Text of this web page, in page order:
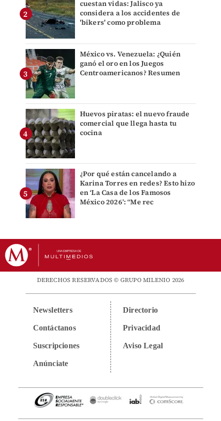
cuestan vidas: Jalisco ya
considera a los accidentes de
'bikers' como problema
México vs. Venezuela: ¿Quién
ganó el oro en los Juegos
Centroamericanos? Resumen
Huevos piratas: el nuevo fraude
comercial que llega hasta tu
cocina
¿Por qué están cancelando a
Karina Torres en redes? Esto hizo
en ‘La Casa de los Famosos
México 2026’: “Me rec
DERECHOS RESERVADOS © GRUPO MILENIO 2026
Newsletters
Contáctanos
Suscripciones
Anúnciate
Directorio
Privacidad
Aviso Legal